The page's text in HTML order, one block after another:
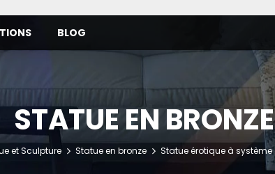
BLOG
STATUE EN BRONZE
et Sculpture Statue en bronze Statue érotique à